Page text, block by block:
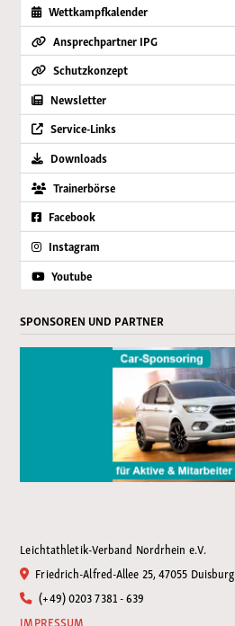
Wettkampfkalender
Ansprechpartner IPG
Schutzkonzept
Newsletter
Service-Links
Downloads
Trainerbörse
Facebook
Instagram
Youtube
SPONSOREN UND PARTNER
Leichtathletik-Verband Nordrhein e.V.
Friedrich-Alfred-Allee 25, 47055 Duisburg
(+49) 0203 7381 - 639
IMPRESSUM